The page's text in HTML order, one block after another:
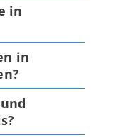
in
in